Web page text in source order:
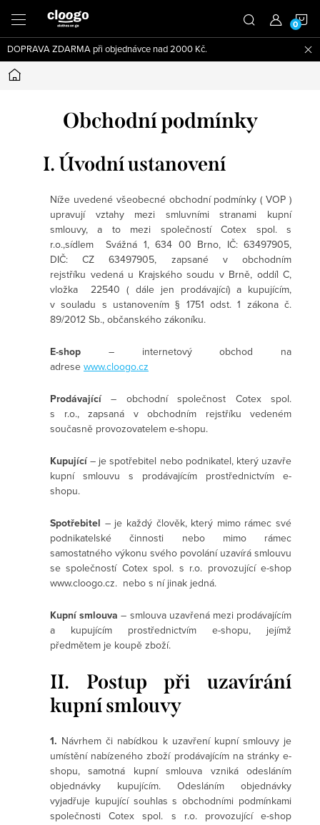
obsah
DOPRAVA ZDARMA při objednávce nad 2000 Kč.
Domů
Obchodní podmínky
I. Úvodní ustanovení
Níže uvedené všeobecné obchodní podmínky ( VOP )
upravují vztahy mezi smluvními stranami kupní
smlouvy, a to mezi společností Cotex spol. s
r.o.,sídlem Svážná 1, 634 00 Brno, IČ: 63497905,
DIČ: CZ 63497905, zapsané v obchodním
rejstříku vedená u Krajského soudu v Brně, oddíl C,
vložka 22540 ( dále jen prodávající) a kupujícím,
v souladu s ustanovením § 1751 odst. 1 zákona č.
89/2012 Sb., občanského zákoníku.
E-shop – internetový obchod na
adrese www.cloogo.cz
Prodávající– obchodní společnost Cotex spol.
s r.o., zapsaná v obchodním rejstříku vedeném
současně provozovatelem e-shopu.
Kupující– je spotřebitel nebo podnikatel, který uzavře
kupní smlouvu s prodávajícím prostřednictvím e-
shopu.
Spotřebitel – je každý člověk, který mimo rámec své
podnikatelské činnosti nebo mimo rámec
samostatného výkonu svého povolání uzavírá smlouvu
se společností Cotex spol. s r.o. provozující e-shop
www.cloogo.cz. nebo s ní jinak jedná.
Kupní smlouva – smlouva uzavřená mezi prodávajícím
a kupujícím prostřednictvím e-shopu, jejímž
předmětem je koupě zboží.
II. Postup při uzavírání
kupní smlouvy
1. Návrhem či nabídkou k uzavření kupní smlouvy je
umístění nabízeného zboží prodávajícím na stránky e-
shopu, samotná kupní smlouva vzniká odesláním
objednávky kupujícím. Odesláním objednávky
vyjadřuje kupující souhlas s obchodními podmínkami
společnosti Cotex spol. s r.o. provozující e-shop